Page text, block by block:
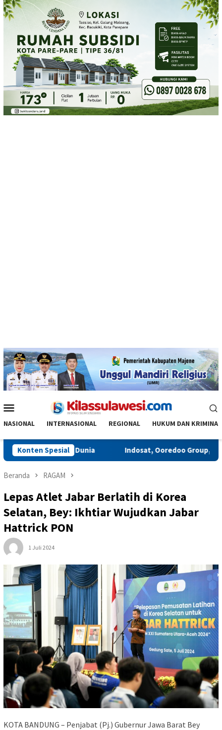
Loncat
ke
Mobile
NASIONAL INTERNASIONAL REGIONAL HUKUM DAN KRIMINAL
Konten Spesial
Kelas Dunia Indosat, Ooredoo Group, Nokia, dan
Beranda RAGAM
Lepas Atlet Jabar Berlatih di Korea
Selatan, Bey: Ikhtiar Wujudkan Jabar
Hattrick PON
1 Juli 2024
KOTA BANDUNG – Penjabat (Pj.) Gubernur Jawa Barat Bey